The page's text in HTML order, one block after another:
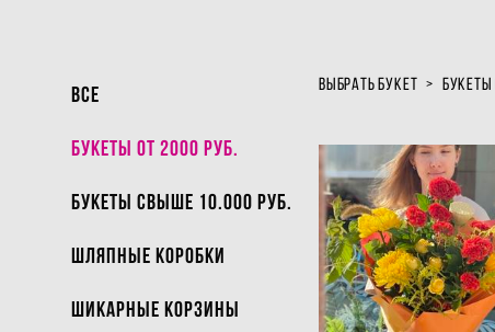
ВСЕ
Букеты от 2000 руб.
Букеты свыше 10.000 руб.
Шляпные коробки
Шикарные Корзины
выбрать букет > букеты